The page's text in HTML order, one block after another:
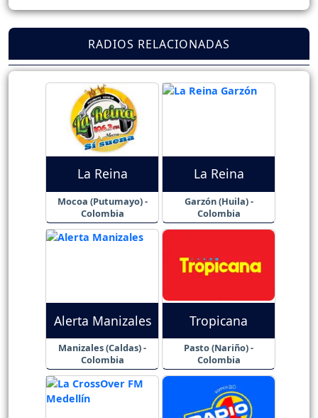
RADIOS RELACIONADAS
La Reina
Mocoa (Putumayo) -
Colombia
La Reina
Garzón (Huila) -
Colombia
Alerta Manizales
Manizales (Caldas) -
Colombia
Tropicana
Pasto (Nariño) -
Colombia